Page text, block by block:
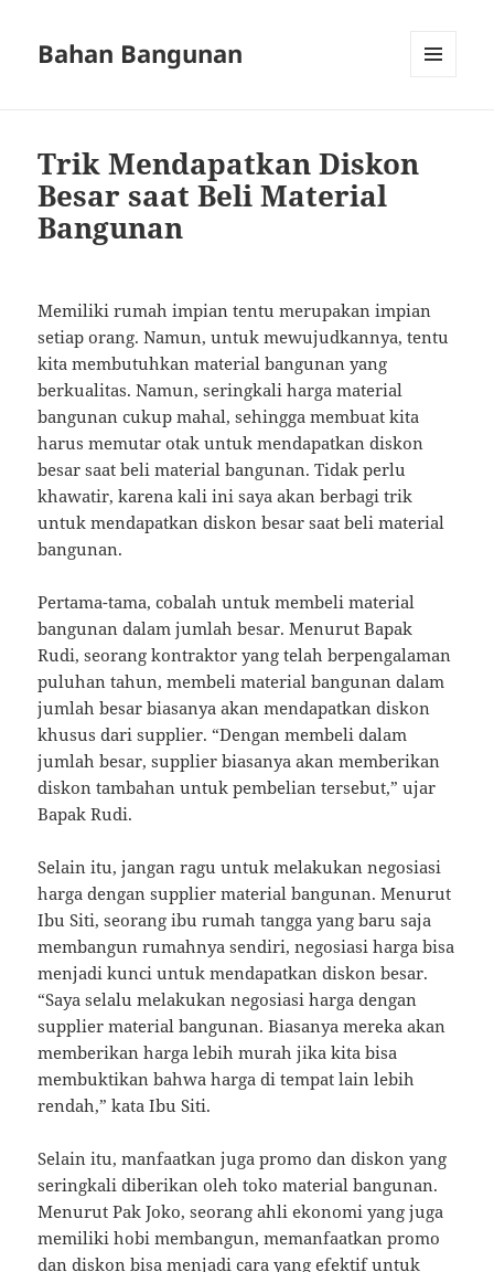
Bahan Bangunan
Trik Mendapatkan Diskon
Besar saat Beli Material
Bangunan
Memiliki rumah impian tentu merupakan impian
setiap orang. Namun, untuk mewujudkannya, tentu
kita membutuhkan material bangunan yang
berkualitas. Namun, seringkali harga material
bangunan cukup mahal, sehingga membuat kita
harus memutar otak untuk mendapatkan diskon
besar saat beli material bangunan. Tidak perlu
khawatir, karena kali ini saya akan berbagi trik
untuk mendapatkan diskon besar saat beli material
bangunan.
Pertama-tama, cobalah untuk membeli material
bangunan dalam jumlah besar. Menurut Bapak
Rudi, seorang kontraktor yang telah berpengalaman
puluhan tahun, membeli material bangunan dalam
jumlah besar biasanya akan mendapatkan diskon
khusus dari supplier. “Dengan membeli dalam
jumlah besar, supplier biasanya akan memberikan
diskon tambahan untuk pembelian tersebut,” ujar
Bapak Rudi.
Selain itu, jangan ragu untuk melakukan negosiasi
harga dengan supplier material bangunan. Menurut
Ibu Siti, seorang ibu rumah tangga yang baru saja
membangun rumahnya sendiri, negosiasi harga bisa
menjadi kunci untuk mendapatkan diskon besar.
“Saya selalu melakukan negosiasi harga dengan
supplier material bangunan. Biasanya mereka akan
memberikan harga lebih murah jika kita bisa
membuktikan bahwa harga di tempat lain lebih
rendah,” kata Ibu Siti.
Selain itu, manfaatkan juga promo dan diskon yang
seringkali diberikan oleh toko material bangunan.
Menurut Pak Joko, seorang ahli ekonomi yang juga
memiliki hobi membangun, memanfaatkan promo
dan diskon bisa menjadi cara yang efektif untuk